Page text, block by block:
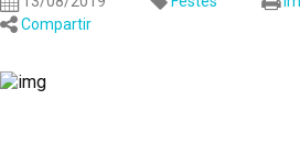
Compartir